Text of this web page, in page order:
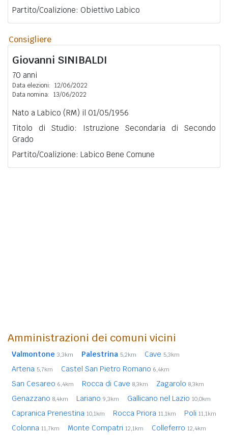
Partito/Coalizione: Obiettivo Labico
Consigliere
Giovanni SINIBALDI
70 anni
Data elezioni: 12/06/2022
Data nomina: 13/06/2022
Nato a Labico (RM) il 01/05/1956
Titolo di Studio: Istruzione Secondaria di Secondo
Grado
Partito/Coalizione: Labico Bene Comune
Amministrazioni dei comuni vicini
Valmontone 3,3km Palestrina 5,2km Cave 5,3km
Artena 5,7km Castel San Pietro Romano 6,4km
San Cesareo 6,4km Rocca di Cave 8,3km Zagarolo 8,3km
Genazzano 8,4km Lariano 9,3km Gallicano nel Lazio 10,0km
Capranica Prenestina 10,1km Rocca Priora 11,1km Poli 11,1km
Colonna 11,7km Monte Compatri 12,1km Colleferro 12,4km